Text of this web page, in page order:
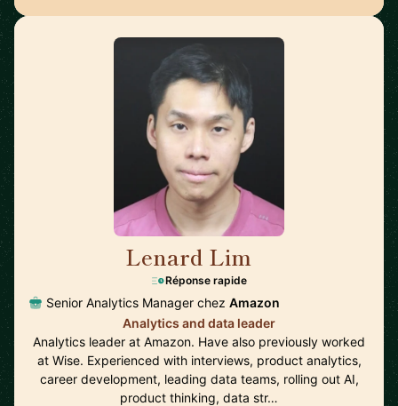
Lenard Lim
Réponse rapide
Senior Analytics Manager chez Amazon
Analytics and data leader
Analytics leader at Amazon. Have also previously worked
at Wise. Experienced with interviews, product analytics,
career development, leading data teams, rolling out AI,
product thinking, data str…